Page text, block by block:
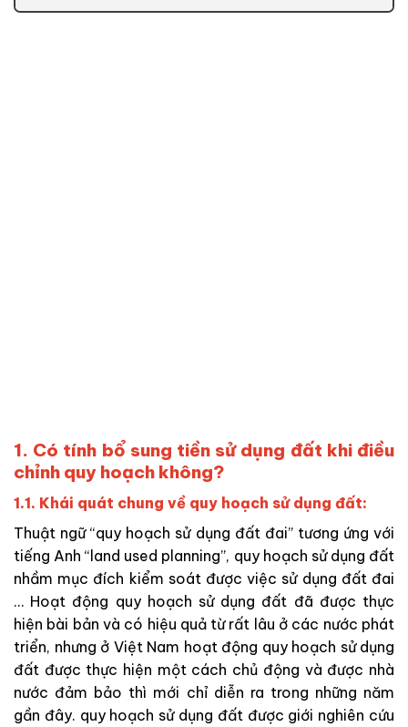
1. Có tính bổ sung tiền sử dụng đất khi điều
chỉnh quy hoạch không?
1.1. Khái quát chung về quy hoạch sử dụng đất:
Thuật ngữ “quy hoạch sử dụng đất đai” tương ứng với
tiếng Anh “land used planning”, quy hoạch sử dụng đất
nhầm mục đích kiểm soát được việc sử dụng đất đai
… Hoạt động quy hoạch sử dụng đất đã được thực
hiện bài bản và có hiệu quả từ rất lâu ở các nước phát
triển, nhưng ở Việt Nam hoạt động quy hoạch sử dụng
đất được thực hiện một cách chủ động và được nhà
nước đảm bảo thì mới chỉ diễn ra trong những năm
gần đây. quy hoạch sử dụng đất được giới nghiên cứu